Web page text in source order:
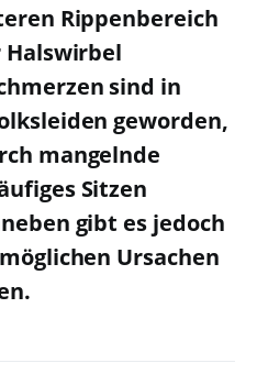
Rippenbereich
Halswirbel
sind in
geworden,
mangelnde
Sitzen
gibt es jedoch
Ursachen